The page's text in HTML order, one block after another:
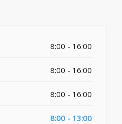
8:00 - 16:00
8:00 - 16:00
8:00 - 16:00
8:00 - 13:00